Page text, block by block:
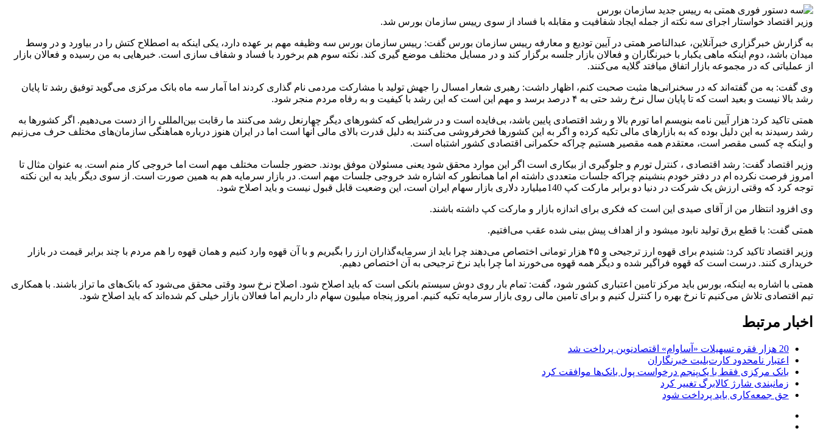
وزیر اقتصاد خواستار اجرای سه نکته از جمله ایجاد شفافیت و مقابله با فساد از سوی رییس سازمان بورس شد.
به گزارش خبرگزاری خبرآنلاین، عبدالناصر همتی در آیین تودیع و معارفه رییس سازمان بورس گفت: رییس سازمان بورس سه وظیفه مهم بر عهده دارد، یکی اینکه به اصطلاح کتش را در بیاورد و در وسط
میدان باشد، دوم اینکه ماهی یکبار با خبرنگاران و فعالان بازار جلسه برگزار کند و در مسایل مختلف موضع گیری کند. نکته سوم هم برخورد با فساد و شفاف سازی است. خبرهایی به من رسیده و فعالان بازار
از عملیاتی که در مجموعه بازار اتفاق میافتد گلایه می‌کنند.
وی گفت: به من گفته‌اند که در سخنرانی‌ها مثبت صحبت کنم، اظهار داشت: رهبری شعار امسال را جهش تولید با مشارکت مردمی نام گذاری کردند اما آمار سه ماه بانک مرکزی می‌گوید توفیق رشد تا پایان
رشد بالا نیست و بعید است که تا پایان سال نرخ رشد حتی به ۴ درصد برسد و مهم این است که این رشد با کیفیت و به رفاه مردم منجر شود.
همتی تاکید کرد: هزار آیین نامه بنویسم اما تورم بالا و رشد اقتصادی پایین باشد، بی‌فایده است و در شرایطی که کشورهای دیگر چهارنعل رشد می‌کنند ما رقابت بین‌المللی را از دست می‌دهیم. اگر کشورها به
رشد رسیدند به این دلیل بوده که به بازارهای مالی تکیه کرده و اگر به این کشورها فخرفروشی می‌کنند به دلیل قدرت بالای مالی آنها است اما در ایران هنوز درباره هماهنگی سازمان‌های مختلف حرف می‌زنیم
و اینکه چه کسی مقصر است، معتقدم همه مقصیر هستیم چراکه حکمرانی اقتصادی کشور اشتباه است.
وزیر اقتصاد گفت: رشد اقتصادی ، کنترل تورم و جلوگیری از بیکاری است اگر این موارد محقق شود یعنی مسئولان موفق بودند. حضور جلسات مختلف مهم است اما خروجی کار منم است. به عنوان مثال تا
امروز فرصت نکرده ام در دفتر خودم بنشینم چراکه جلسات متعددی داشته ام اما همانطور که اشاره شد خروجی جلسات مهم است. در بازار سرمایه هم به همین صورت است. از سوی دیگر باید به این نکته
توجه کرد که وقتی ارزش یک شرکت در دنیا دو برابر مارکت کپ 140میلیارد دلاری بازار سهام ایران است، این وضعیت قابل قبول نیست و باید اصلاح شود.
وی افزود انتظار من از آقای صیدی این است که فکری برای اندازه بازار و مارکت کپ داشته باشند.
همتی گفت: با قطع برق تولید نابود میشود و از اهداف پیش بینی شده عقب می‌افتیم.
وزیر اقتصاد تاکید کرد: شنیدم برای قهوه ارز ترجیحی و ۴۵ هزار تومانی اختصاص می‌دهند چرا باید از سرمایه‌گذاران ارز را بگیریم و با آن قهوه وارد کنیم و همان قهوه را هم مردم با چند برابر قیمت در بازار
خریداری کنند. درست است که قهوه فراگیر شده و دیگر همه قهوه می‌خورند اما چرا باید نرخ ترجیحی به آن اختصاص دهیم.
همتی با اشاره به اینکه، بورس باید مرکز تامین اعتباری کشور شود، گفت: تمام بار روی دوش سیستم بانکی است که باید اصلاح شود. اصلاح نرخ سود وقتی محقق می‌شود که بانک‌های ما تراز باشند. با همکاری
تیم اقتصادی تلاش می‌کنیم تا نرخ بهره را کنترل کنیم و برای تامین مالی روی بازار سرمایه تکیه کنیم. امروز پنجاه میلیون سهام دار داریم اما فعالان بازار خیلی کم شده‌اند که باید اصلاح شود.
اخبار مرتبط
20 هزار فقره تسهیلات «آساوام» اقتصادنوین پرداخت شد
اعتبار نامحدود کارت‌بلیت خبرنگاران
بانک مرکزی فقط با یک‌‎پنجم درخواست پول بانک‌ها موافقت کرد
زمانبندی شارژ کالابرگ تغییر کرد
حق جمعه‌کاری باید پرداخت شود